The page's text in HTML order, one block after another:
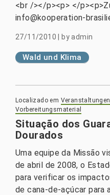
<br /></p><p> </
info@kooperation-
27/11/2010 byadmin
Wald und Klima
Localizado em Veranstaltungen
Vorbereitungsmaterial
Situação dos
Dourados
Uma equipe da Missão
de abril de 2008, o
para verificar os
de cana-de-açúcar para